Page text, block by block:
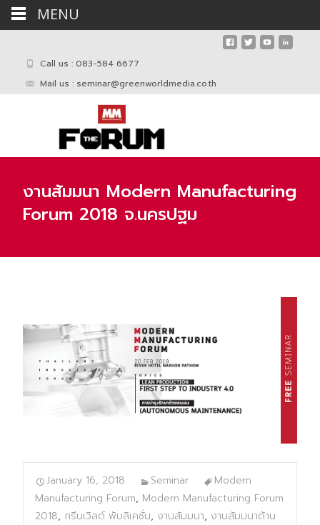
Call us : 083-584 6677
Mail us : seminar@greenworldmedia.co.th
งานสัมมนา Modern Manufacturing
Forum 2018 จ.นครปฐม
January 16, 2018 Seminar
Modern
Manufacturing Forum, Modern Manufacturing Forum
2018, กรีนเวิลด์ พับลิเคชั่น, งานสัมมนา, งานสัมมนาด้าน
MENU